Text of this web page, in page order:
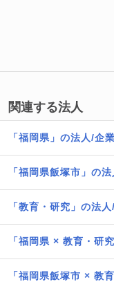
関連する法人
「福岡県」の法人/企
「福岡県飯塚市」の
「教育・研究」の法
「福岡県 × 教育・研
「福岡県飯塚市 × 教